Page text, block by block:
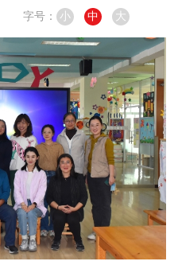
字号： 小 中 大